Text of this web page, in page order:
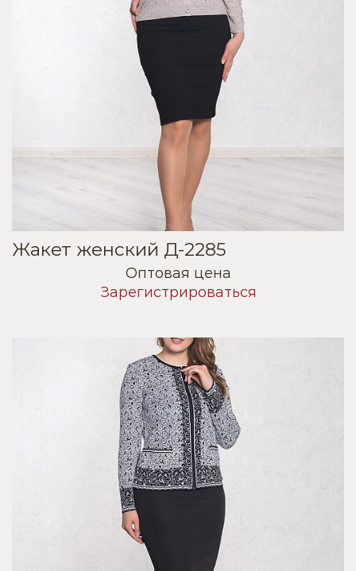
Жакет женский Д-2285
Оптовая цена
Зарегистрироваться